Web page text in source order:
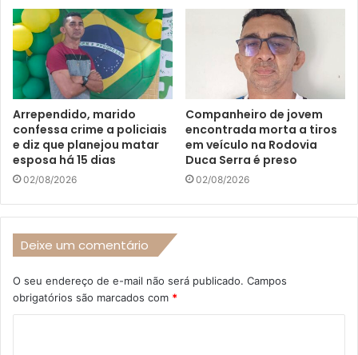
Arrependido, marido
confessa crime a policiais
e diz que planejou matar
esposa há 15 dias
02/08/2026
Companheiro de jovem
encontrada morta a tiros
em veículo na Rodovia
Duca Serra é preso
02/08/2026
Deixe um comentário
O seu endereço de e-mail não será publicado. Campos
obrigatórios são marcados com *